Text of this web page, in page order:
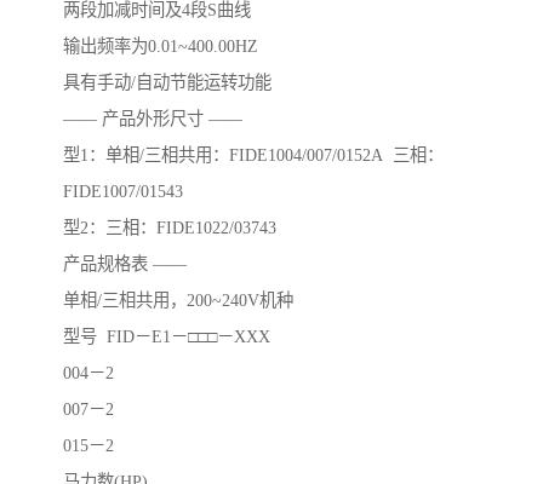
两段加减时间及4段S曲线
输出频率为0.01~400.00HZ
具有手动/自动节能运转功能
—— 产品外形尺寸 ——
型1：单相/三相共用：FIDE1004/007/0152A 三相：
FIDE1007/01543
型2：三相：FIDE1022/03743
产品规格表 ——
单相/三相共用，200~240V机种
型号 FID－E1－□□□－XXX
004－2
007－2
015－2